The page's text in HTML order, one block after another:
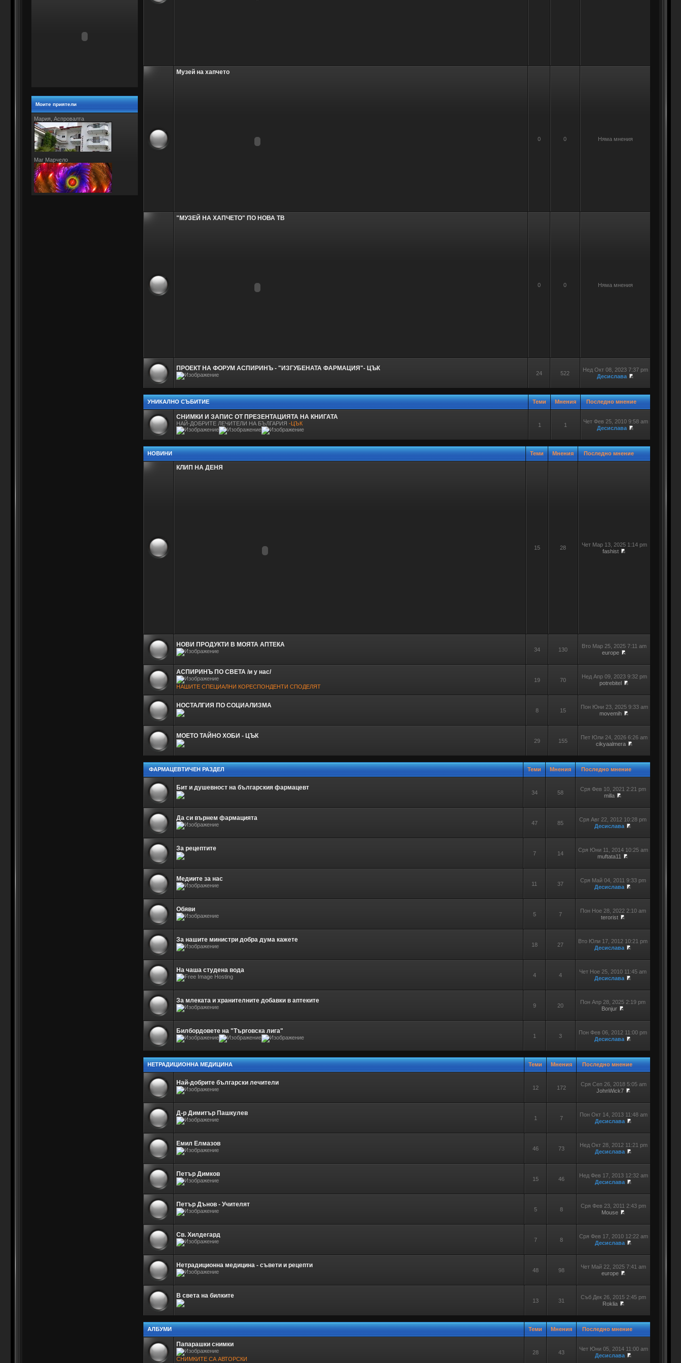
Моите приятели
Мария, Аспровалта
Маг Марчело
Музей на хапчето
0 0 Няма мнения
"МУЗЕЙ НА ХАПЧЕТО" ПО НОВА ТВ
0 0 Няма мнения
ПРОЕКТ НА ФОРУМ АСПИРИНЪ - "ИЗГУБЕНАТА ФАРМАЦИЯ"- ЦЪК
24 522
Нед Окт 08, 2023 7:37 pm
Десислава
УНИКАЛНО СЪБИТИЕ Теми Мнения Последно мнение
СНИМКИ И ЗАПИС ОТ ПРЕЗЕНТАЦИЯТА НА КНИГАТА
НАЙ-ДОБРИТЕ ЛЕЧИТЕЛИ НА БЪЛГАРИЯ -ЦЪК 1 1
Чет Фев 25, 2010 9:58 am
Десислава
НОВИНИ Теми Мнения Последно мнение
КЛИП НА ДЕНЯ
15 28
Чет Мар 13, 2025 1:14 pm
fashist
НОВИ ПРОДУКТИ В МОЯТА АПТЕКА
34 130
Вто Мар 25, 2025 7:11 am
europe
АСПИРИНЪ ПО СВЕТА /и у нас/
НАШИТЕ СПЕЦИАЛНИ КОРЕСПОНДЕНТИ СПОДЕЛЯТ
19 70
Нед Апр 09, 2023 9:32 pm
potrebitel
НОСТАЛГИЯ ПО СОЦИАЛИЗМА
8 15
Пон Юни 23, 2025 9:33 am
movemih
МОЕТО ТАЙНО ХОБИ - ЦЪК
29 155
Пет Юли 24, 2026 6:26 am
cikyaalmera
ФАРМАЦЕВТИЧЕН РАЗДЕЛ Теми Мнения Последно мнение
Бит и душевност на българския фармацевт
34 58
Сря Фев 10, 2021 2:21 pm
milla
Да си върнем фармацията
47 85
Сря Авг 22, 2012 10:28 pm
Десислава
За рецептите
7 14
Сря Юни 11, 2014 10:25 am
muftata11
Медиите за нас
11 37
Сря Май 04, 2011 9:33 pm
Десислава
Обяви
5 7
Пон Ное 28, 2022 2:10 am
terorist
За нашите министри добра дума кажете
18 27
Вто Юли 17, 2012 10:21 pm
Десислава
На чаша студена вода
4 4
Чет Ное 25, 2010 11:45 am
Десислава
За млеката и хранителните добавки в аптеките
9 20
Пон Апр 28, 2025 2:19 pm
Bonjur
Билбордовете на "Търговска лига"
1 3
Пон Фев 06, 2012 11:00 pm
Десислава
НЕТРАДИЦИОННА МЕДИЦИНА Теми Мнения Последно мнение
Най-добрите български лечители
12 172
Сря Сеп 26, 2018 5:05 am
JohnWick7
Д-р Димитър Пашкулев
1 7
Пон Окт 14, 2013 11:48 am
Десислава
Емил Елмазов
46 73
Нед Окт 28, 2012 11:21 pm
Десислава
Петър Димков
15 46
Нед Фев 17, 2013 12:32 am
Десислава
Петър Дънов - Учителят
5 8
Сря Фев 23, 2011 2:43 pm
Mouse
Св. Хилдегард
7 8
Сря Фев 17, 2010 12:22 am
Десислава
Нетрадиционна медицина - съвети и рецепти
48 98
Чет Май 22, 2025 7:41 am
europe
В света на билките
13 31
Съб Дек 26, 2015 2:45 pm
Roklia
АЛБУМИ Теми Мнения Последно мнение
Папарашки снимки
СНИМКИТЕ СА АВТОРСКИ
28 43
Чет Юни 05, 2014 11:00 am
Десислава